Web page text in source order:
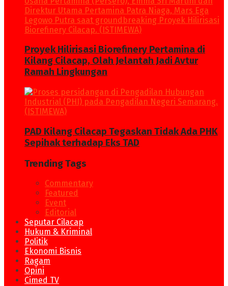
Proyek Hilirisasi Biorefinery Pertamina di
Kilang Cilacap, Olah Jelantah Jadi Avtur
Ramah Lingkungan
PAD Kilang Cilacap Tegaskan Tidak Ada PHK
Sepihak terhadap Eks TAD
Trending Tags
Commentary
Featured
Event
Editorial
Seputar Cilacap
Hukum & Kriminal
Politik
Ekonomi Bisnis
Ragam
Opini
Cimed TV